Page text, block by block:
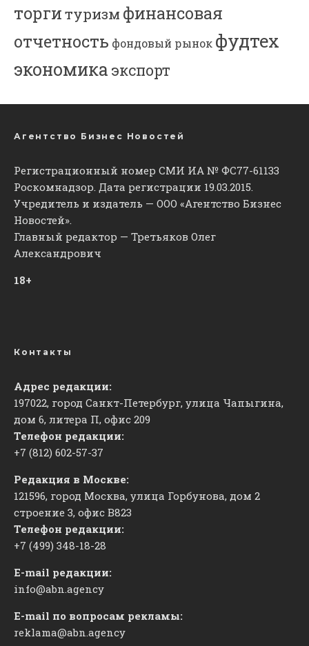
торгитуризм финансовая
отчетность фондовый рынок фудтех
экономика экспорт
Агентство Бизнес Новостей
Регистрационный номер СМИ ИА № ФС77-61133
Роскомнадзор. Дата регистрации 19.03.2015.
Учредитель и издатель — ООО «Агентство Бизнес
Новостей».
Главный редактор — Третьяков Олег
Александрович
18+
Контакты
Адрес редакции:
197022, город Санкт-Петербург, улица Чапыгина,
дом 6, литера П, офис 209
Телефон редакции:
+7 (812) 602-57-37
Редакция в Москве:
121596, город Москва, улица Горбунова, дом 2
строение 3, офис ​В823
Телефон редакции:
+7 (499) 348-18-28
E-mail редакции:
info@abn.agency
E-mail по вопросам рекламы:
reklama@abn.agency